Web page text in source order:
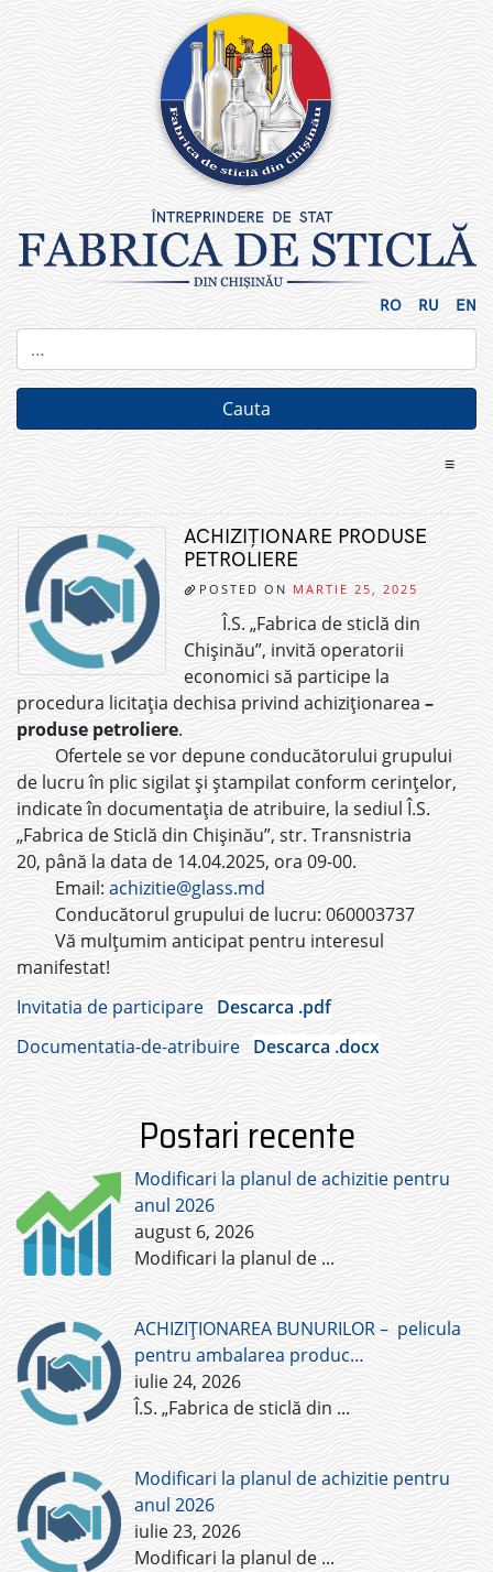
RO RU EN
≡
ACHIZIȚIONARE PRODUSE
PETROLIERE
POSTED ON MARTIE 25, 2025
Î.S. „Fabrica de sticlă din
Chișinău”, invită operatorii
economici să participe la
procedura licitația dechisa privind achiziționarea –
produse petroliere.
Ofertele se vor depune conducătorului grupului
de lucru în plic sigilat și ștampilat conform cerințelor,
indicate în documentația de atribuire, la sediul Î.S.
„Fabrica de Sticlă din Chișinău”, str. Transnistria
20, până la data de 14.04.2025, ora 09-00.
Email:achizitie@glass.md
Conducătorul grupului de lucru: 060003737
Vă mulțumim anticipat pentru interesul
manifestat!
Invitatia de participare Descarca .pdf
Documentatia-de-atribuire Descarca .docx
Postari recente
Modificari la planul de achizitie pentru
anul 2026
august 6, 2026
Modificari la planul de ...
ACHIZIȚIONAREA BUNURILOR – pelicula
pentru ambalarea produc…
iulie 24, 2026
Î.S. „Fabrica de sticlă din ...
Modificari la planul de achizitie pentru
anul 2026
iulie 23, 2026
Modificari la planul de ...